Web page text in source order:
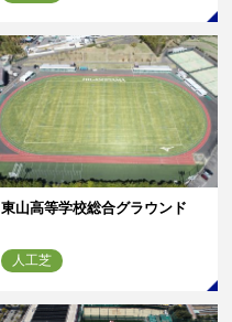
東山高等学校総合グラウンド
人工芝